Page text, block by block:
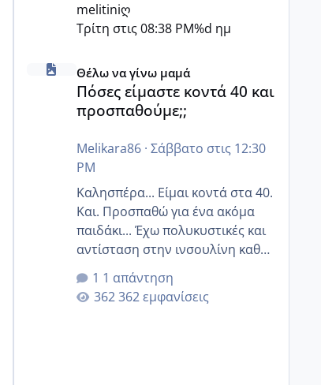
melitiniღ
Τρίτη στις 08:38 PM%d ημ
Πόσες είμαστε κοντά 40 και προσπαθούμε;;
Θέλω να γίνω μαμά
Πόσες είμαστε κοντά 40 και
προσπαθούμε;;
Melikara86· Σάββατο στις 12:30
PM
Καλησπέρα... Είμαι κοντά στα 40.
Και. Προσπαθώ για ένα ακόμα
παιδάκι... Έχω πολυκυστικές και
αντίσταση στην ινσουλίνη καθώς
και χάσιμοτο! Έχω λίγα κιλά
παραπάνω και όσο κ αν
προσπαθώ δεν χάνω εύκολα!
1 απάντηση
362 εμφανίσεις